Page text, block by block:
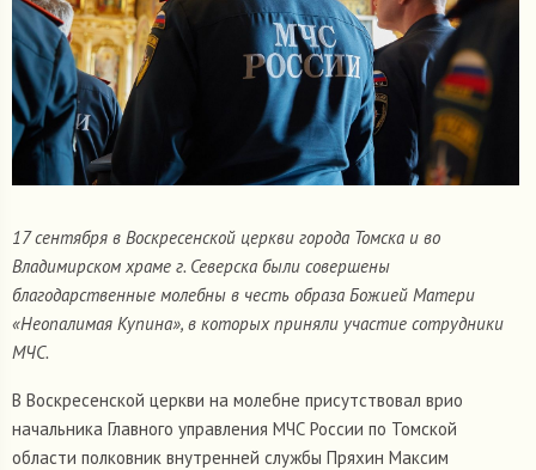
17 сентября в Воскресенской церкви города Томска и во
Владимирском храме г. Северска были совершены
благодарственные молебны в честь образа Божией Матери
«Неопалимая Купина», в которых приняли участие сотрудники
МЧС.
В Воскресенской церкви на молебне присутствовал врио
начальника Главного управления МЧС России по Томской
области полковник внутренней службы Пряхин Максим